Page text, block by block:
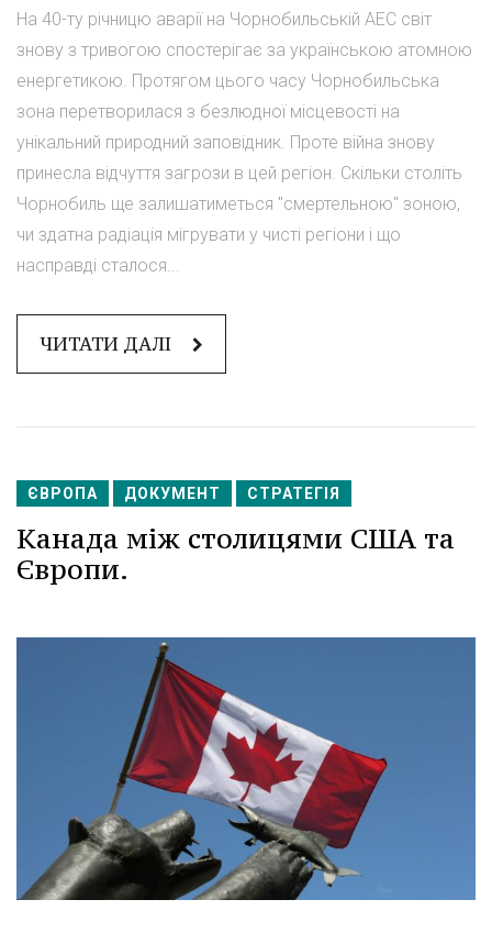
На 40-ту річницю аварії на Чорнобильській АЕС світ
знову з тривогою спостерігає за українською атомною
енергетикою. Протягом цього часу Чорнобильська
зона перетворилася з безлюдної місцевості на
унікальний природний заповідник. Проте війна знову
принесла відчуття загрози в цей регіон. Скільки століть
Чорнобиль ще залишатиметься "смертельною" зоною,
чи здатна радіація мігрувати у чисті регіони і що
насправді сталося...
ЧИТАТИ ДАЛІ
ЄВРОПА ДОКУМЕНТ СТРАТЕГІЯ
Канада між столицями США та
Європи.